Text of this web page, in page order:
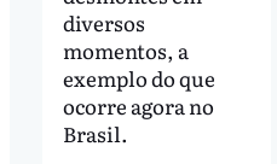
diversos
momentos, a
exemplo do que
ocorre agora no
Brasil.